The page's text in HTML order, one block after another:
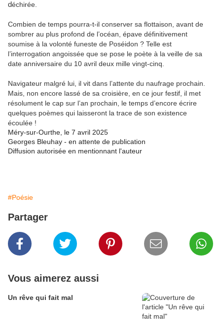
déchirée.
Combien de temps pourra-t-il conserver sa flottaison, avant de
sombrer au plus profond de l’océan, épave définitivement
soumise à la volonté funeste de Poséidon ? Telle est
l’interrogation angoissée que se pose le poète à la veille de sa
date anniversaire du 10 avril deux mille vingt-cinq.
Navigateur malgré lui, il vit dans l’attente du naufrage prochain.
Mais, non encore lassé de sa croisière, en ce jour festif, il met
résolument le cap sur l’an prochain, le temps d’encore écrire
quelques poèmes qui laisseront la trace de son existence
écoulée !
Méry-sur-Ourthe, le 7 avril 2025
Georges Bleuhay - en attente de publication
Diffusion autorisée en mentionnant l'auteur
#Poésie
Partager
Vous aimerez aussi
Un rêve qui fait mal